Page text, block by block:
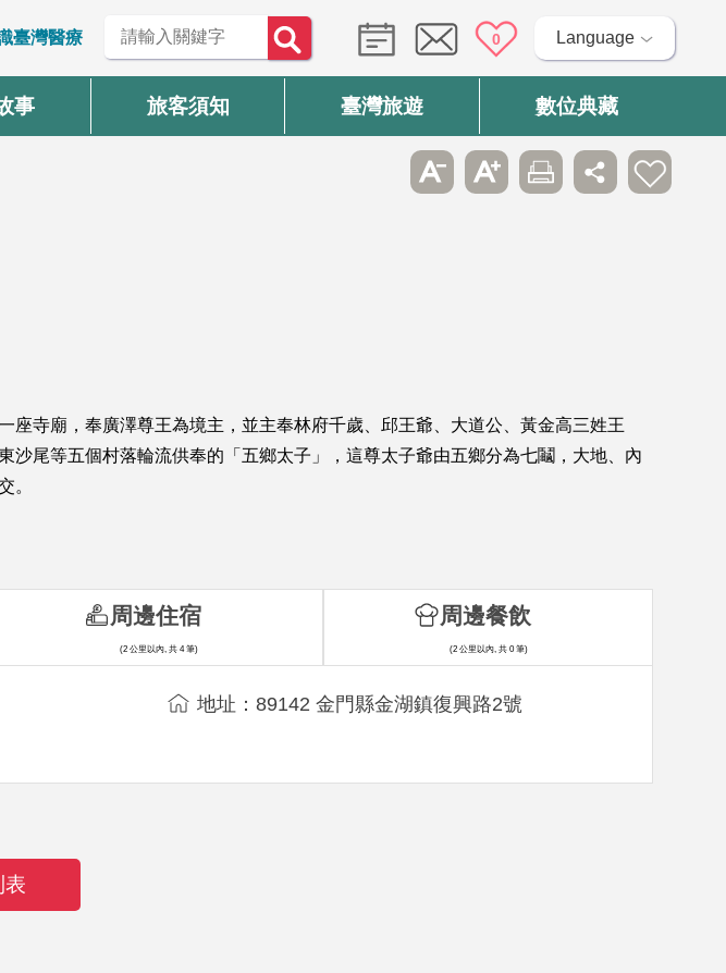
臺灣醫療 0 Language
事 旅客須知 臺灣旅遊 數位典藏
寺廟，奉廣澤尊王為境主，並主奉林府千歲、邱王爺、大道公、黃金高三姓王
尾等五個村落輪流供奉的「五鄉太子」，這尊太子爺由五鄉分為七鬮，大地、內
。
地址：89142 金門縣金湖鎮復興路2號
周邊住宿
(2 公里以內, 共 4 筆)
周邊餐飲
(2 公里以內, 共 0 筆)
表